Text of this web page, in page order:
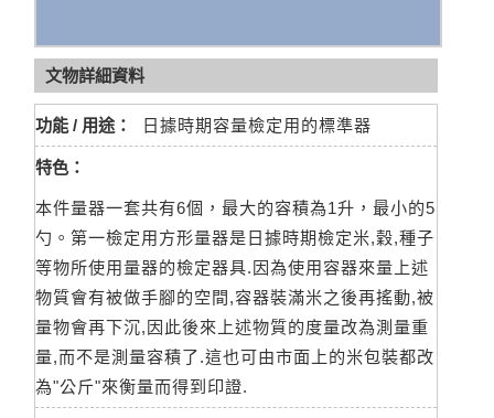
文物詳細資料
功能 / 用途： 日據時期容量檢定用的標準器
特色：
本件量器一套共有6個，最大的容積為1升，最小的5
勺。第一檢定用方形量器是日據時期檢定米,穀,種子
等物所使用量器的檢定器具.因為使用容器來量上述
物質會有被做手腳的空間,容器裝滿米之後再搖動,被
量物會再下沉,因此後來上述物質的度量改為測量重
量,而不是測量容積了.這也可由市面上的米包裝都改
為"公斤"來衡量而得到印證.